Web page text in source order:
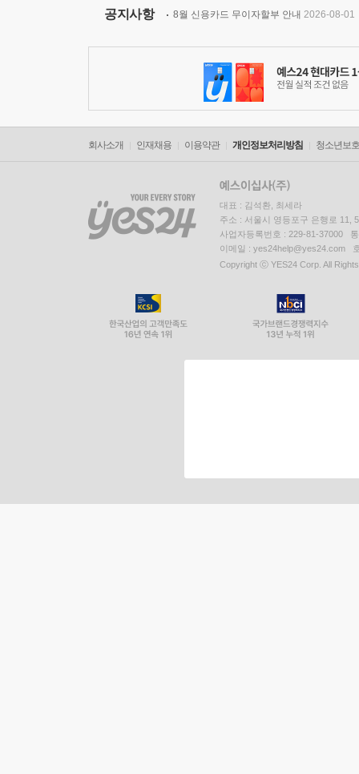
공지사항 8월 신용카드 무이자할부 안내 2026-08-01
회사소개 인재채용 이용약관 개인정보처리방침 청소년보
대표 : 김석환, 최세라
주소 : 서울시 영등포구 은행로 11,
사업자등록번호 : 229-81-37000
이메일 : yes24help@yes24.com
Copyright ⓒ YES24 Corp. All